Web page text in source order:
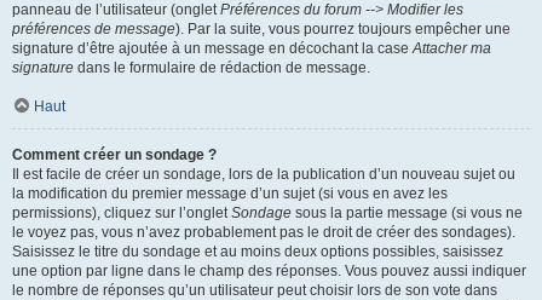
panneau de l’utilisateur (ongletPréférences du forum --> Modifier les
préférences de message). Par la suite, vous pourrez toujours empêcher une
signature d’être ajoutée à un message en décochant la caseAttacher ma
signature dans le formulaire de rédaction de message.
Haut
Comment créer un sondage ?
Il est facile de créer un sondage, lors de la publication d’un nouveau sujet ou
la modification du premier message d’un sujet (si vous en avez les
permissions), cliquez sur l’ongletSondage sous la partie message (si vous ne
le voyez pas, vous n’avez probablement pas le droit de créer des sondages).
Saisissez le titre du sondage et au moins deux options possibles, saisissez
une option par ligne dans le champ des réponses. Vous pouvez aussi indiquer
le nombre de réponses qu’un utilisateur peut choisir lors de son vote dans